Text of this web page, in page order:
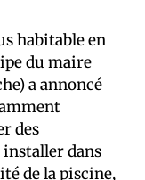
habitable en
du maire
a annoncé
des
dans
de la piscine,